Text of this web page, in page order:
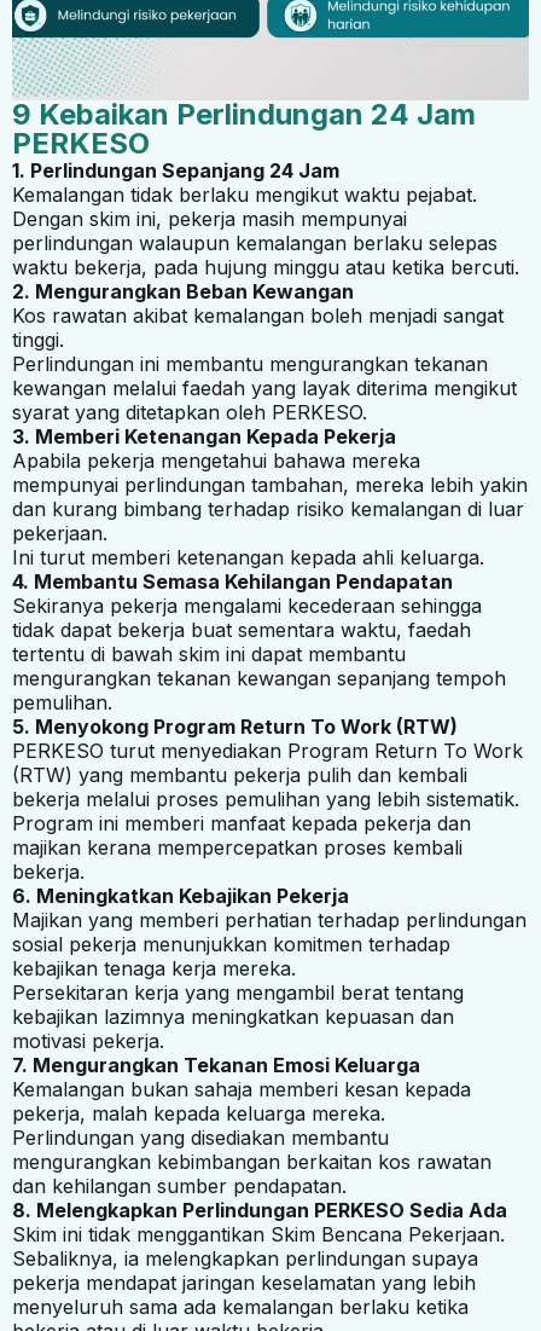
9 Kebaikan Perlindungan 24 Jam
PERKESO
1. Perlindungan Sepanjang 24 Jam
Kemalangan tidak berlaku mengikut waktu pejabat.
Dengan skim ini, pekerja masih mempunyai
perlindungan walaupun kemalangan berlaku selepas
waktu bekerja, pada hujung minggu atau ketika bercuti.
2. Mengurangkan Beban Kewangan
Kos rawatan akibat kemalangan boleh menjadi sangat
tinggi.
Perlindungan ini membantu mengurangkan tekanan
kewangan melalui faedah yang layak diterima mengikut
syarat yang ditetapkan oleh PERKESO.
3. Memberi Ketenangan Kepada Pekerja
Apabila pekerja mengetahui bahawa mereka
mempunyai perlindungan tambahan, mereka lebih yakin
dan kurang bimbang terhadap risiko kemalangan di luar
pekerjaan.
Ini turut memberi ketenangan kepada ahli keluarga.
4. Membantu Semasa Kehilangan Pendapatan
Sekiranya pekerja mengalami kecederaan sehingga
tidak dapat bekerja buat sementara waktu, faedah
tertentu di bawah skim ini dapat membantu
mengurangkan tekanan kewangan sepanjang tempoh
pemulihan.
5. Menyokong Program Return To Work (RTW)
PERKESO turut menyediakan Program Return To Work
(RTW) yang membantu pekerja pulih dan kembali
bekerja melalui proses pemulihan yang lebih sistematik.
Program ini memberi manfaat kepada pekerja dan
majikan kerana mempercepatkan proses kembali
bekerja.
6. Meningkatkan Kebajikan Pekerja
Majikan yang memberi perhatian terhadap perlindungan
sosial pekerja menunjukkan komitmen terhadap
kebajikan tenaga kerja mereka.
Persekitaran kerja yang mengambil berat tentang
kebajikan lazimnya meningkatkan kepuasan dan
motivasi pekerja.
7. Mengurangkan Tekanan Emosi Keluarga
Kemalangan bukan sahaja memberi kesan kepada
pekerja, malah kepada keluarga mereka.
Perlindungan yang disediakan membantu
mengurangkan kebimbangan berkaitan kos rawatan
dan kehilangan sumber pendapatan.
8. Melengkapkan Perlindungan PERKESO Sedia Ada
Skim ini tidak menggantikan Skim Bencana Pekerjaan.
Sebaliknya, ia melengkapkan perlindungan supaya
pekerja mendapat jaringan keselamatan yang lebih
menyeluruh sama ada kemalangan berlaku ketika